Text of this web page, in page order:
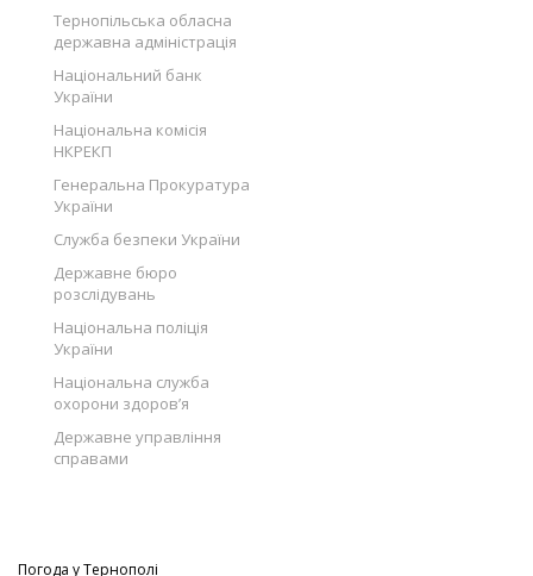
Тернопільська обласна
державна адміністрація
Національний банк
України
Національна комісія
НКРЕКП
Генеральна Прокуратура
України
Служба безпеки України
Державне бюро
розслідувань
Національна поліція
України
Національна служба
охорони здоров’я
Державне управління
справами
Погода уТернополі